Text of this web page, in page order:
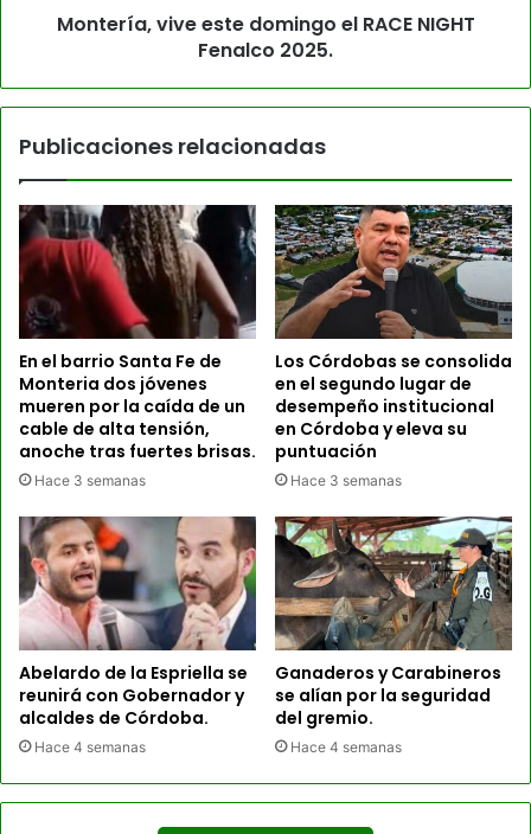
Montería, vive este domingo el RACE NIGHT
Fenalco 2025.
Publicaciones relacionadas
En el barrio Santa Fe de
Monteria dos jóvenes
mueren por la caída de un
cable de alta tensión,
anoche tras fuertes brisas.
Hace 3 semanas
Los Córdobas se consolida
en el segundo lugar de
desempeño institucional
en Córdoba y eleva su
puntuación
Hace 3 semanas
Abelardo de la Espriella se
reunirá con Gobernador y
alcaldes de Córdoba.
Hace 4 semanas
Ganaderos y Carabineros
se alían por la seguridad
del gremio.
Hace 4 semanas